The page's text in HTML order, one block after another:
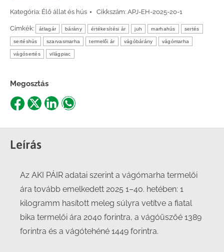
Kategória: Élő állat és hús Cikkszám: APJ-EH-2025-20-1
Címkék: átlagár bárány értékesítési ár juh marhahús sertés
sertéshús szarvasmarha termelői ár vágóbárány vágómarha
vágósertés világpiac
Megosztás
Share
Facebook
Share
X
ShareShare
Leírás
Az AKI PÁIR adatai szerint a vágómarha termelői
ára tovább emelkedett 2025 1–40. hetében: 1
kilogramm hasított meleg súlyra vetítve a fiatal
bika termelői ára 2040 forintra, a vágóüszőé 1389
forintra és a vágótehéné 1449 forintra.